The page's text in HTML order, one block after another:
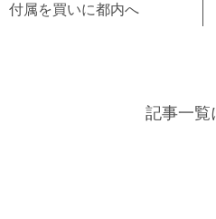
付属を買いに都内へ
記事一覧